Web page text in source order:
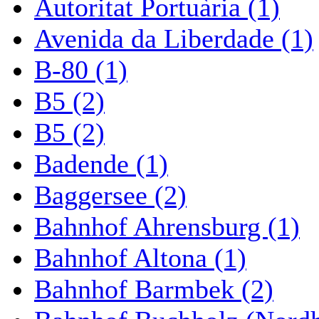
Autoritat Portuària (1)
Avenida da Liberdade (1)
B-80 (1)
B5 (2)
B5 (2)
Badende (1)
Baggersee (2)
Bahnhof Ahrensburg (1)
Bahnhof Altona (1)
Bahnhof Barmbek (2)